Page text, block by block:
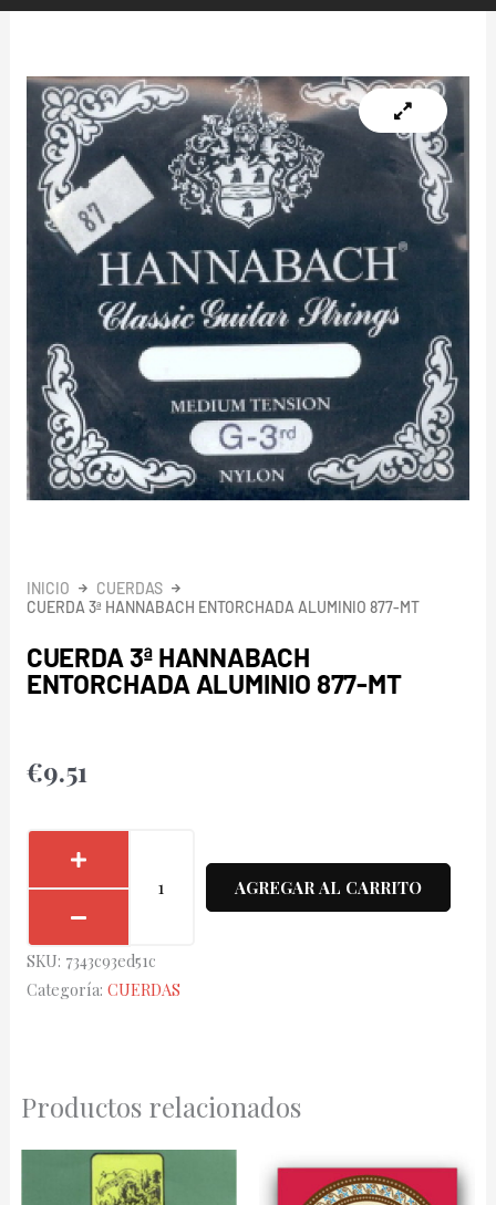
INICIO
CUERDAS
CUERDA 3ª HANNABACH ENTORCHADA ALUMINIO 877-MT
CUERDA 3ª HANNABACH
ENTORCHADA ALUMINIO 877-MT
€9.51
Hannabach
Aluminio
877-
AGREGAR AL CARRITO
SKU: 7343c93ed51c
Categoría: CUERDAS
Productos relacionados